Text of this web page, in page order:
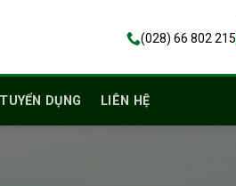
(028) 66 802 215
TUYỂN DỤNG LIÊN HỆ